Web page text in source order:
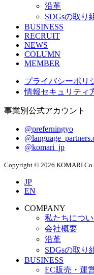
沿革
SDGsの取り
BUSINESS
RECRUIT
NEWS
COLUMN
MEMBER
プライバシーポリ
情報セキュリティ
事業別公式アカウント
@preferningyo
@komari_jp
Copyright © 2026 KOMARI
JP
EN
COMPANY
私たちにつ
会社概要
沿革
SDGsの取り
BUSINESS
EC販売・運